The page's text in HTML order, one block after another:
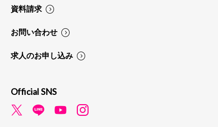
資料請求
お問い合わせ
求人のお申し込み
Official SNS